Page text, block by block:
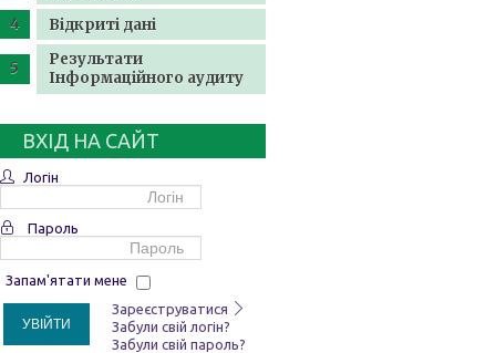
Відкриті дані
Результати
Інформаційного аудиту
ВХІД НА САЙТ
Логін
Пароль
Запам'ятати мене
УВІЙТИ
Зареєструватися
Забули свій логін?
Забули свій пароль?